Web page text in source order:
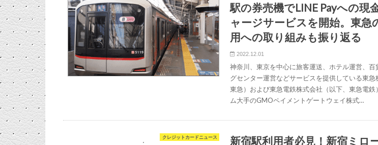
駅の券売機でLINE Payへの現
ャージサービスを開始。東急
用への取り組みも振り返る
2022.12.01
神奈川、東京を中心に旅客運送、ホテル運営、百
グセンター運営などサービスを提供している東急
東急）および東急電鉄株式会社（以下、東急電鉄
ム大手のGMOペイメントゲートウェイ株式…
クレジットカードニュース
新宿駅利用者必見！新宿ミロ